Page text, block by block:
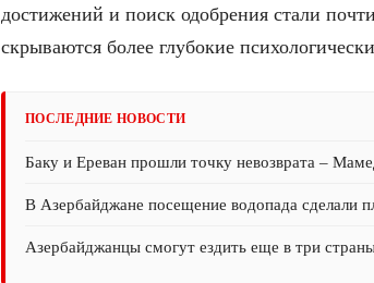
достижений и поиск одобрения стали
скрываются более глубокие
ПОСЛЕДНИЕ НОВОСТИ
Баку и Ереван прошли точку невозврата –
В Азербайджане посещение водопада сделали
Азербайджанцы смогут ездить еще в три